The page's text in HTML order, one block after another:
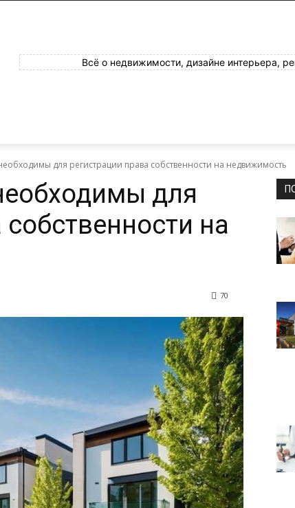
Всё о недвижимости, дизайне интерьера,
для регистрации права собственности на недвижимость
для
на
70